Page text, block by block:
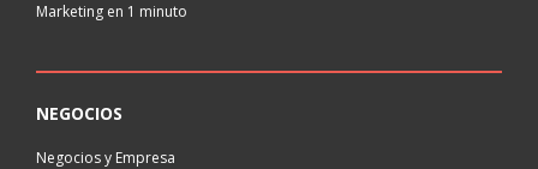
Marketing en 1 minuto
NEGOCIOS
Negocios y Empresa